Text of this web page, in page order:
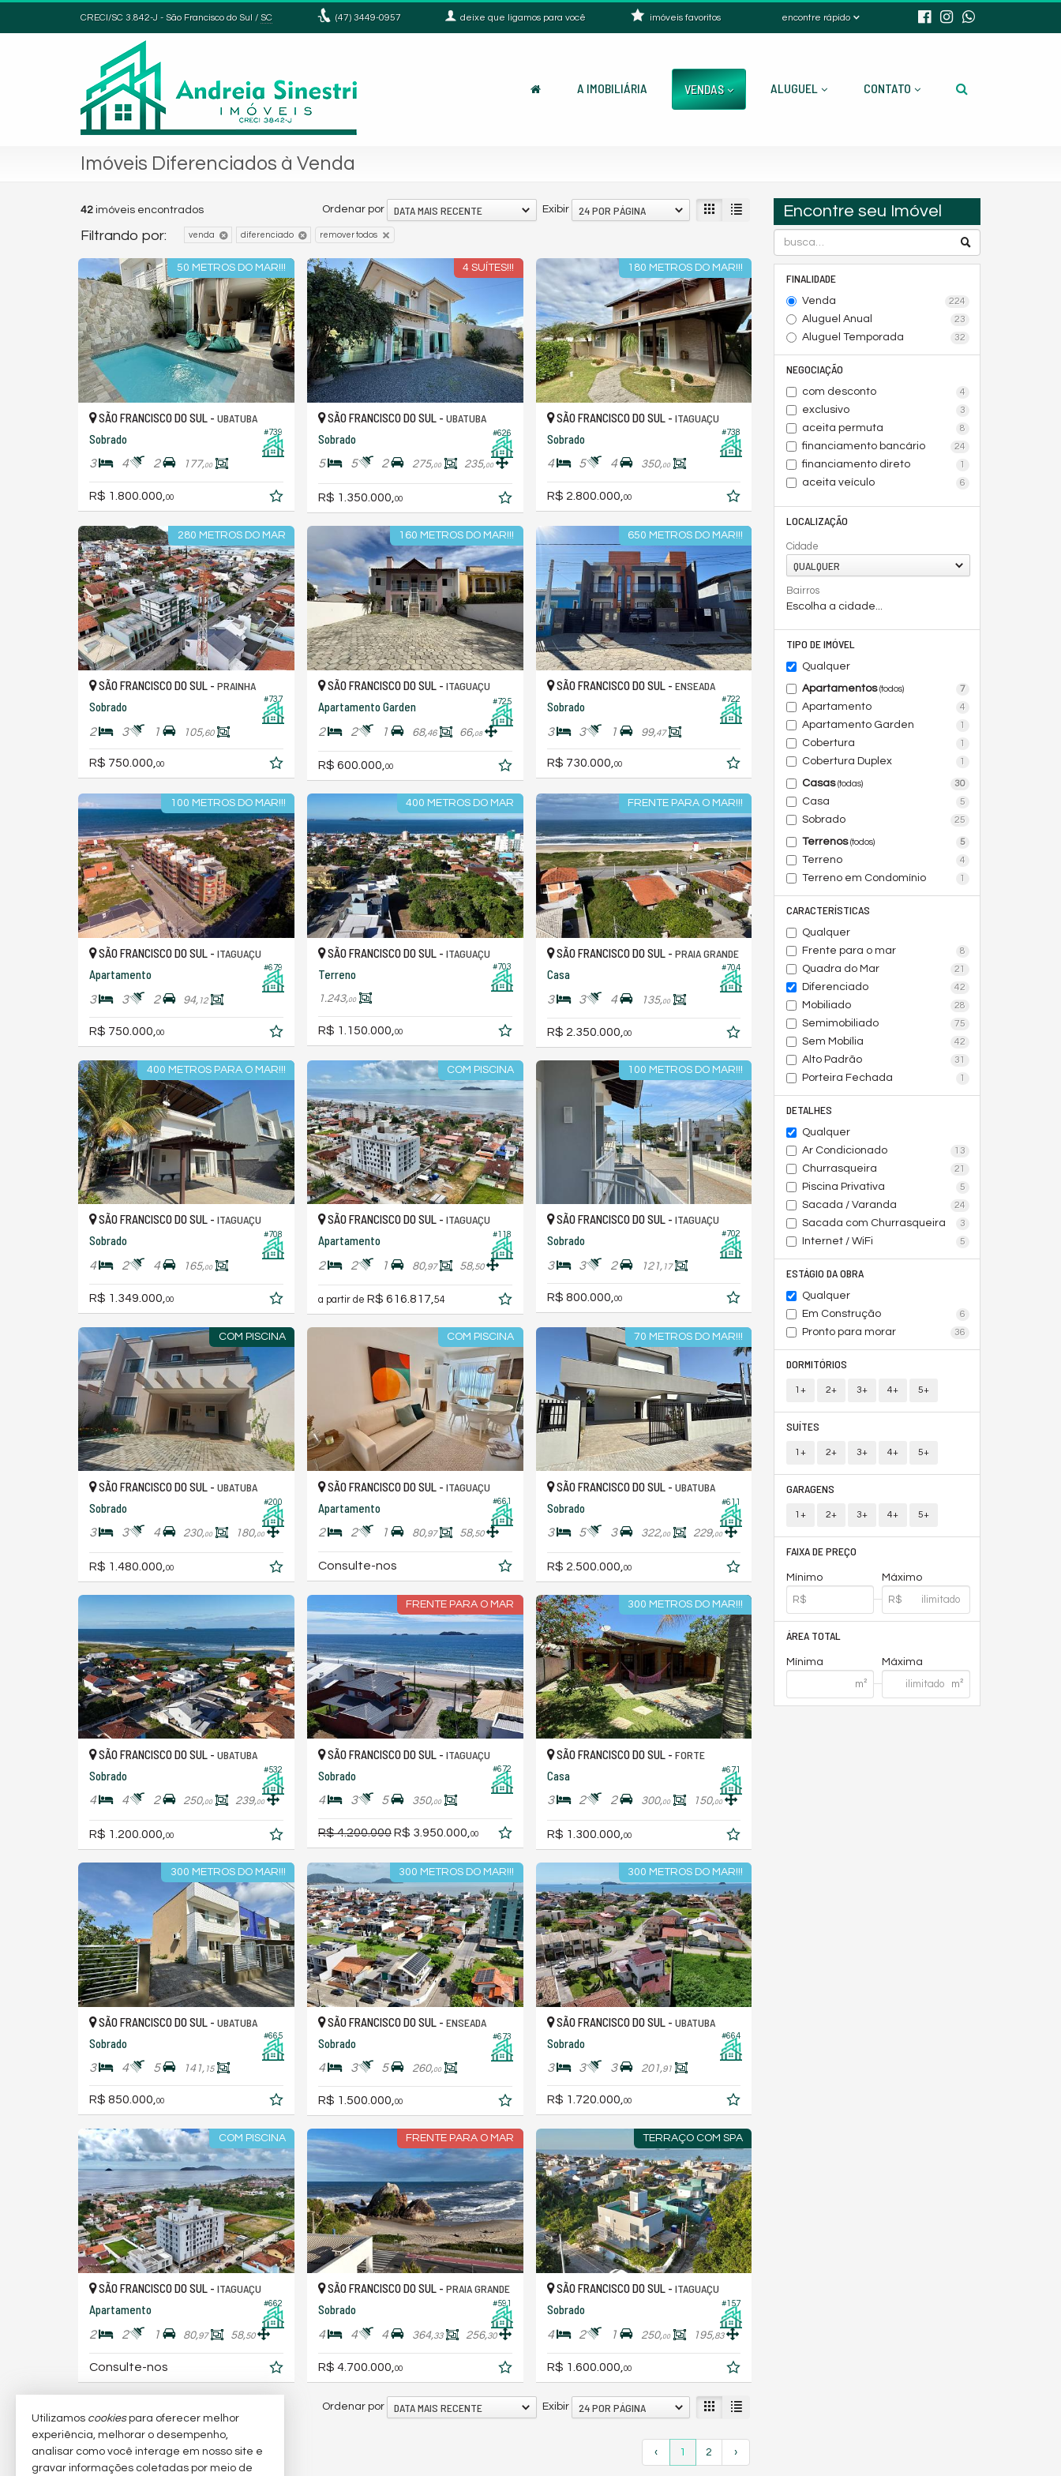
CRECI/SC 3.842-J - São Francisco do Sul / SC (47)3449-0957 deixe que ligamos para você encontre rápido
imóveis favoritos
A IMOBILIÁRIA VENDAS ALUGUEL CONTATO
Imóveis Diferenciados à Venda
Encontre seu Imóvel
FINALIDADE
Venda 224
Aluguel Anual 23
Aluguel Temporada 32
NEGOCIAÇÃO
com desconto 4
exclusivo 3
aceita permuta 8
financiamento bancário 24
financiamento direto 1
aceita veículo 6
LOCALIZAÇÃO
Cidade
QUALQUER
Bairros
Escolha a cidade...
TIPO DE IMÓVEL
Qualquer
Apartamentos(todos) 7
Apartamento 4
Apartamento Garden 1
Cobertura 1
Cobertura Duplex 1
Casas(todas) 30
Casa 5
Sobrado 25
Terrenos(todos) 5
Terreno 4
Terreno em Condomínio 1
CARACTERÍSTICAS
Qualquer
Frente para o mar
8
Quadra do Mar 21
Diferenciado 42
Mobiliado 28
Semimobiliado 75
Sem Mobília 42
Alto Padrão 31
Porteira Fechada 1
DETALHES
Qualquer
Ar Condicionado
13
Churrasqueira 21
Piscina Privativa 5
Sacada / Varanda 24
Sacada com Churrasqueira 3
Internet / WiFi 5
ESTÁGIO DA OBRA
Qualquer
Em Construção
6
Pronto para morar 36
DORMITÓRIOS
1+ 2+ 3+ 4+ 5+
SUÍTES
1+ 2+ 3+ 4+ 5+
GARAGENS
1+ 2+ 3+ 4+ 5+
FAIXA DE PREÇO
Mínimo Máximo
ÁREA TOTAL
Mínima Máxima
42 imóveis encontrados Exibir 24 POR PÁGINA
Ordenar por DATA MAIS RECENTE
Filtrando por: venda diferenciado remover todos
50 METROS DO MAR!!!
#739
SÃO FRANCISCO DO SUL - UBATUBA
Sobrado
3 4 2 177,00
R$ 1.800.000, 00
4 SUÍTES!!!
#626
SÃO FRANCISCO DO SUL - UBATUBA
Sobrado
5 5 2 275,00 235,00
R$ 1.350.000, 00
180 METROS DO MAR!!!
#738
SÃO FRANCISCO DO SUL - ITAGUAÇU
Sobrado
4 5 4 350,00
R$ 2.800.000, 00
280 METROS DO MAR
#737
SÃO FRANCISCO DO SUL - PRAINHA
Sobrado
2 3 1 105,60
R$ 750.000,00
160 METROS DO MAR!!!
#725
SÃO FRANCISCO DO SUL - ITAGUAÇU
Apartamento Garden
2 2 1 68,46 66,08
R$ 600.000,00
650 METROS DO MAR!!!
#722
SÃO FRANCISCO DO SUL - ENSEADA
Sobrado
3 3 1 99,47
R$ 730.000,00
100 METROS DO MAR!!!
#679
SÃO FRANCISCO DO SUL - ITAGUAÇU
Apartamento
3 3 2 94, 12
R$ 750.000, 00
400 METROS DO MAR
#703
SÃO FRANCISCO DO SUL - ITAGUAÇU
Terreno
1.243,00
R$ 1.150.000, 00
FRENTE PARA O MAR!!!
#704
SÃO FRANCISCO DO SUL - PRAIA GRANDE
Casa
3 3 4 135,00
R$ 2.350.000, 00
400 METROS PARA O MAR!!!
#708
SÃO FRANCISCO DO SUL - ITAGUAÇU
Sobrado
4 2 4 165,00
R$ 1.349.000, 00
COM PISCINA
#118
SÃO FRANCISCO DO SUL - ITAGUAÇU
Apartamento
2 2 1 80,97 58,50
a partir de R$ 616.817, 54
100 METROS DO MAR!!!
#702
SÃO FRANCISCO DO SUL - ITAGUAÇU
Sobrado
3 3 2 121, 17
R$ 800.000, 00
COM PISCINA
#200
SÃO FRANCISCO DO SUL - UBATUBA
Sobrado
3 3 4 230,00 180,00
R$ 1.480.000, 00
COM PISCINA
#661
SÃO FRANCISCO DO SUL - ITAGUAÇU
Apartamento
2 2 1 80,97 58,50
Consulte-nos
70 METROS DO MAR!!!
#611
SÃO FRANCISCO DO SUL - UBATUBA
Sobrado
3 5 3 322,00 229,00
R$ 2.500.000, 00
#532
SÃO FRANCISCO DO SUL - UBATUBA
Sobrado
4 4 2 250,00 239,00
R$ 1.200.000, 00
FRENTE PARA O MAR
#672
SÃO FRANCISCO DO SUL - ITAGUAÇU
Sobrado
4 3 5 350,00
R$ 4.200.000R$ 3.950.000, 00
300 METROS DO MAR!!!
#671
SÃO FRANCISCO DO SUL - FORTE
Casa
3 2 2 300,00 150,00
R$ 1.300.000, 00
300 METROS DO MAR!!!
#665
SÃO FRANCISCO DO SUL - UBATUBA
Sobrado
3 4 5 141, 15
R$ 850.000,00
300 METROS DO MAR!!!
#673
SÃO FRANCISCO DO SUL - ENSEADA
Sobrado
4 3 5 260,00
R$ 1.500.000,00
300 METROS DO MAR!!!
#664
SÃO FRANCISCO DO SUL - UBATUBA
Sobrado
3 3 3 201,91
R$ 1.720.000,00
COM PISCINA
#662
SÃO FRANCISCO DO SUL - ITAGUAÇU
Apartamento
2 2 1 80,97 58,50
Consulte-nos
FRENTE PARA O MAR
#591
SÃO FRANCISCO DO SUL - PRAIA GRANDE
Sobrado
4 4 4 364,33 256,30
R$ 4.700.000,00
TERRAÇO COM SPA
#157
SÃO FRANCISCO DO SUL - ITAGUAÇU
Sobrado
4 2 1 250,00 195,83
R$ 1.600.000,00
Exibir 24 POR PÁGINA
Ordenar por DATA MAIS RECENTE
‹ 1 2 ›
(nenhuma avaliação)
Utilizamos cookiespara oferecer melhor
experiência, melhorar o desempenho,
analisar como você interage em nosso site e
gravar informações coletadas por meio de